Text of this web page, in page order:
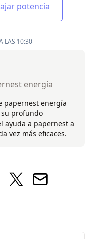
potencia
LAS 10:30
energía
papernest energía
su profundo
ayuda a papernest a
vez más eficaces.